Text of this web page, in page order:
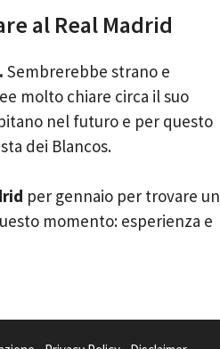
al Real Madrid
Sembrerebbe strano e
molto chiare circa il suo
nel futuro e per questo
dei Blancos.
per gennaio per trovare un
momento: esperienza e